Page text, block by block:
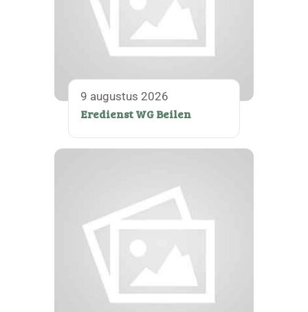
9 augustus 2026
Eredienst WG Beilen